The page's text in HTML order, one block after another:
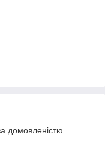
домовленістю